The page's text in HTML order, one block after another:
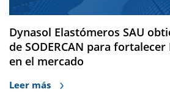
Dynasol Elastómeros SAU
de SODERCAN para
en el mercado
Leer más